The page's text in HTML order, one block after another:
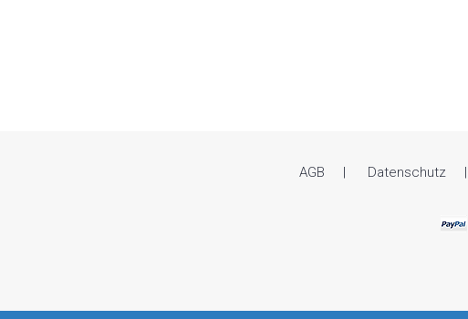
AGB Datenschutz